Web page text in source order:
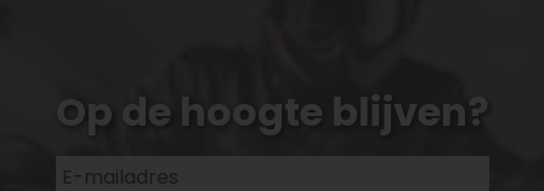
Op de hoogte blijven?